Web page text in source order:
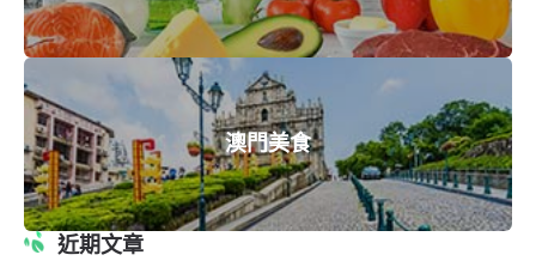
澳門美食
近期文章